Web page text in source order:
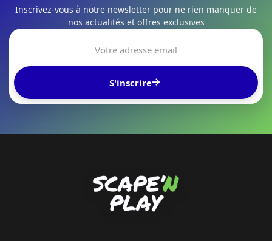
Inscrivez-vous à notre newsletter pour ne rien manquer de
nos actualités et offres exclusives
S'inscrire